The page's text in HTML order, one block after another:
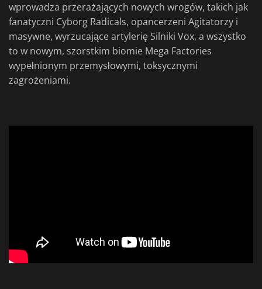
wprowadza przerażających nowych wrogów, takich jak
fanatyczni Cyborg Radicals, opancerzeni Agitatorzy i
masywne, wyrzucające artylerię Silniki Vox, a wszystko
to w nowym, szorstkim biomie Mega Factories
wypełnionym przemysłowymi, toksycznymi
zagrożeniami.